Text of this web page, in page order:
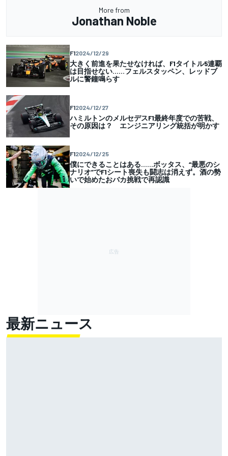
More from
Jonathan Noble
F12024/12/29
大きく前進を果たせなければ、F1タイトル5連覇
は目指せない……フェルスタッペン、レッドブ
ルに警鐘鳴らす
F12024/12/27
ハミルトンのメルセデスF1最終年度での苦戦、
その原因は？ エンジニアリング統括が明かす
F12024/12/25
僕にできることはある……ボッタス、“最悪のシ
ナリオ”でF1シート喪失も闘志は消えず。酒の勢
いで始めたおバカ挑戦で再認識
最新ニュース